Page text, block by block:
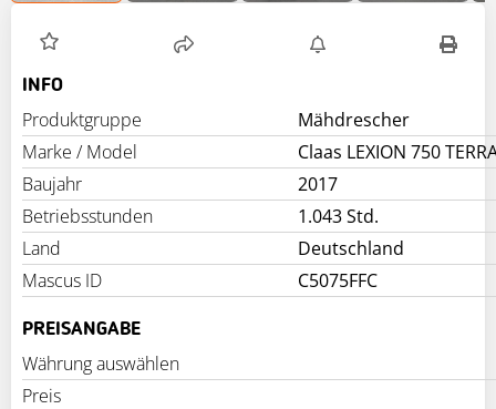
INFO
Produktgruppe
Mähdrescher
Marke / Model
Claas LEXION 750
Baujahr
2017
Betriebsstunden
1.043 Std.
Land
Deutschland
Mascus ID
C5075FFC
PREISANGABE
Währung auswählen
Preis